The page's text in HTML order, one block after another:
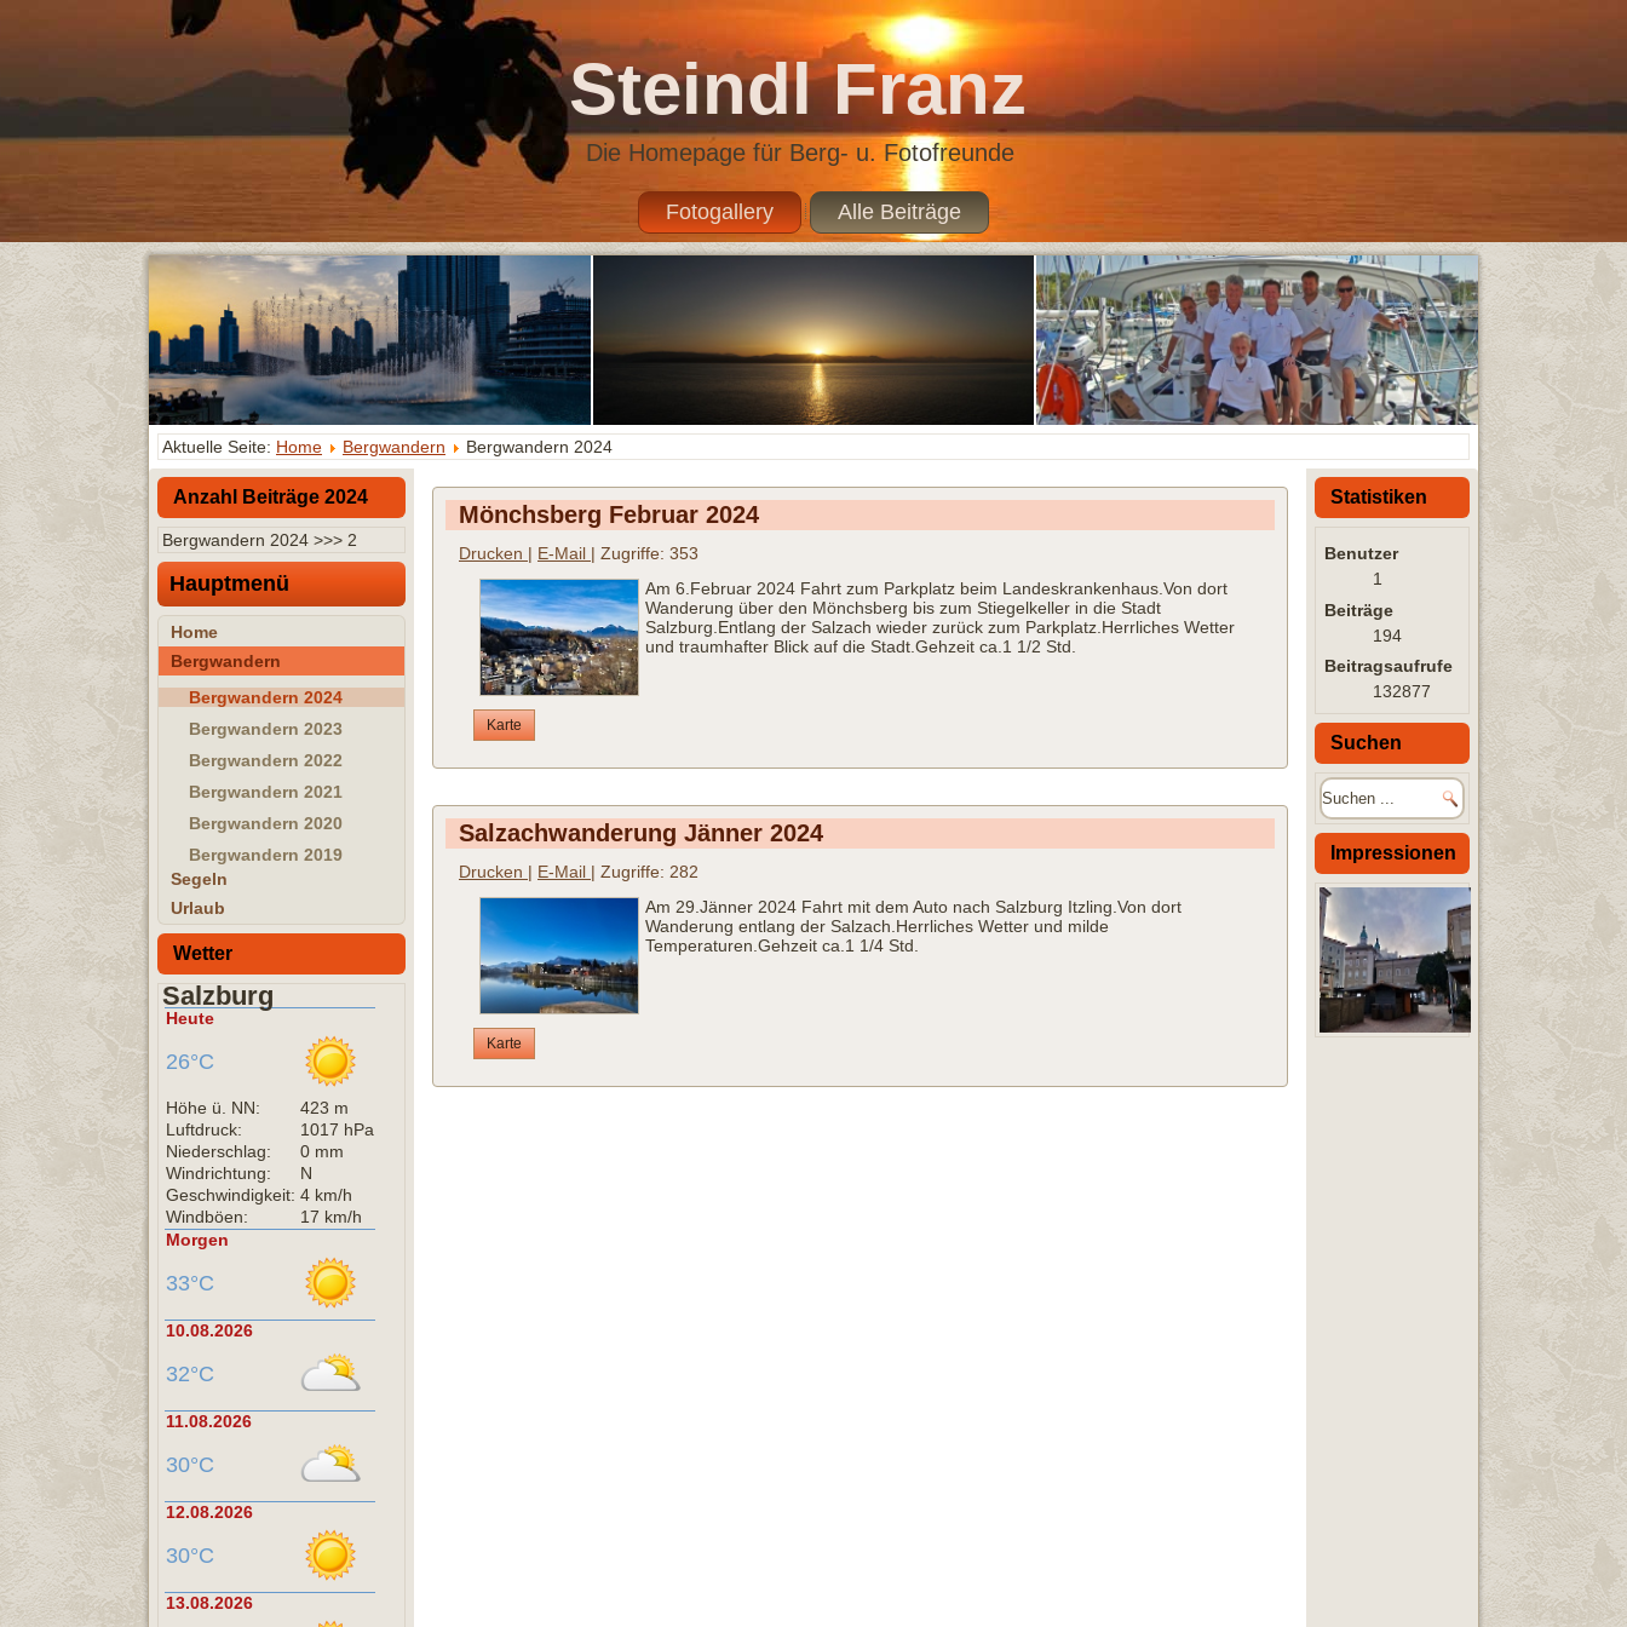
Steindl Franz
Die Homepage für Berg- u. Fotofreunde
Fotogallery Alle Beiträge
Aktuelle Seite: Home Bergwandern Bergwandern 2024
Anzahl Beiträge 2024
Bergwandern 2024 >>> 2
Hauptmenü
Home
Bergwandern
Bergwandern 2024
Bergwandern 2023
Bergwandern 2022
Bergwandern 2021
Bergwandern 2020
Bergwandern 2019
Segeln
Urlaub
Wetter
Salzburg
Heute
26°C
Höhe ü. NN:
423 m
Luftdruck:
1017 hPa
Niederschlag:
0 mm
Windrichtung:
N
Geschwindigkeit: 4 km/h
Windböen:
17 km/h
Morgen
33°C
10.08.2026
32°C
11.08.2026
30°C
12.08.2026
30°C
13.08.2026
Mönchsberg Februar 2024
Drucken | E-Mail | Zugriffe: 353
Am 6.Februar 2024 Fahrt zum Parkplatz beim Landeskrankenhaus.Von dort
Wanderung über den Mönchsberg bis zum Stiegelkeller in die Stadt
Salzburg.Entlang der Salzach wieder zurück zum Parkplatz.Herrliches Wetter
und traumhafter Blick auf die Stadt.Gehzeit ca.1 1/2 Std.
Karte
Salzachwanderung Jänner 2024
Drucken | E-Mail | Zugriffe: 282
Am 29.Jänner 2024 Fahrt mit dem Auto nach Salzburg Itzling.Von dort
Wanderung entlang der Salzach.Herrliches Wetter und milde
Temperaturen.Gehzeit ca.1 1/4 Std.
Karte
Statistiken
Benutzer
1
Beiträge
194
Beitragsaufrufe
132877
Suchen
Impressionen